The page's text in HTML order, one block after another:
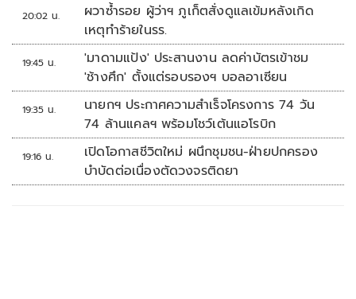
20:02 น.
ผวาซ้ำรอย ผู้ว่าฯ ภูเก็ตสั่งดูแลเข้มหลังเกิด
เหตุทำร้ายในรร.
19:45 น.
'มาดามแป้ง' ประสานงาน ลดค่าบัตรเข้าชม
'ช้างศึก' ตั้งแต่รอบรองฯ บอลอาเซียน
19:35 น.
นายกฯ ประกาศความสำเร็จโครงการ 74 วัน
74 ล้านแคลฯ พร้อมโชว์เต้นแอโรบิก
19:16 น.
เปิดโอกาสชีวิตใหม่ ผนึกชุมชน-ฝ่ายปกครอง
บำบัดต่อเนื่องตัดวงจรติดยา